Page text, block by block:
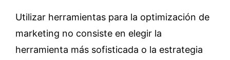
Utilizar herramientas para la optimización de
marketing no consiste en elegir la
herramienta más sofisticada o la estrategia